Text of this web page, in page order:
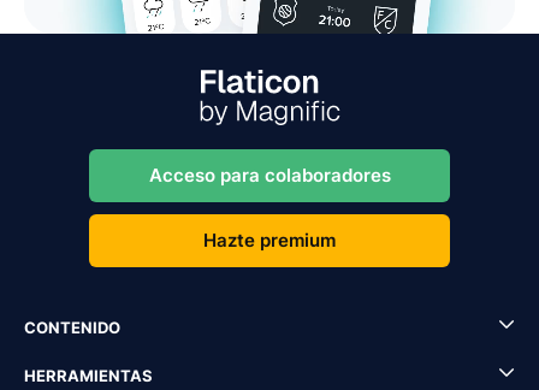
Acceso para colaboradores
Hazte premium
CONTENIDO
HERRAMIENTAS